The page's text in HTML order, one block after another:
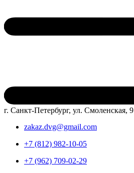
г. Санкт-Петербург, ул. Смоленская, 9
zakaz.dvg@gmail.com
+7 (812) 982-10-05
+7 (962) 709-02-29